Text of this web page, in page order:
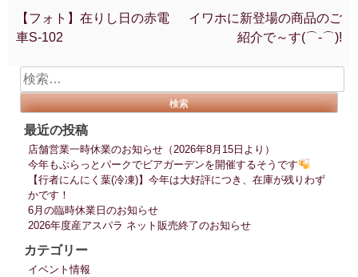
投
稿
ビ
ゲ
シ
ョ
【フォト】在りし日の赤電
車S-102
イワホに新登場の商品のご
紹介で～す(⌒‐⌒)!
検
索:
最近の投稿
店舗営業一時休業のお知らせ（2026年8月15日より）
今年もぷらっとパークでビアガーデンを開催するそうです
【行者にんにく葉(冷凍)】今年は大好評につき、在庫が残りわず
かです！
6月の臨時休業日のお知らせ
2026年度産アスパラ ネット販売終了のお知らせ
カテゴリー
イベント情報